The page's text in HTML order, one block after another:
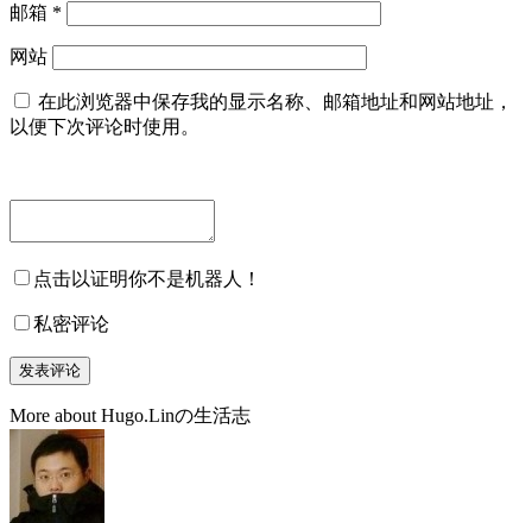
邮箱 *
网站
在此浏览器中保存我的显示名称、邮箱地址和网站地址，
以便下次评论时使用。
点击以证明你不是机器人！
私密评论
More about Hugo.Linの生活志